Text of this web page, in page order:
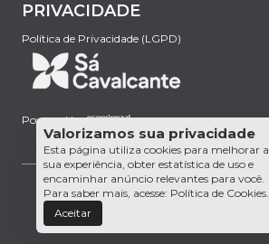
PRIVACIDADE
Política de Privacidade (LGPD)
Powered by:
Valorizamos sua privacidade
Esta página utiliza cookies para melhorar a
sua experiência, obter estatística de uso e
encaminhar anúncio relevantes para você.
Para saber mais, acesse: Política de Cookies.
Aceitar